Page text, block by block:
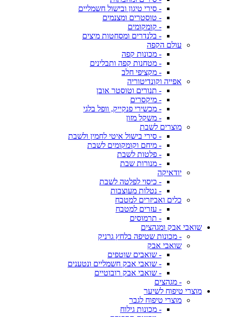
- סירי טיגון ובישול חשמליים
- טוסטרים ומצנמים
- קומקומים
- בלנדרים ומסחטות מיצים
עולם הקפה
- מכונות קפה
- מטחנות קפה ותבלינים
- מקציפי חלב
אפייה וקונדיטוריה
- תנורים וטוסטר אובן
- מיקסרים
- מכשירי פנקייק, וופל בלגי
- משקל מזון
מוצרים לשבת
- סירי בישול איטי לחמין ולשבת
- מיחם וקומקומים לשבת
- פלטות לשבת
- מנורות שבת
יודאיקה
- כיסוי לפלטה לשבת
- נטלות מעוצבות
כלים ואביזרים למטבח
- עזרים למטבח
- תרמוסים
שואבי אבק ומגהצים
- מכונות שטיפה בלחץ גרניק
שואבי אבק
- שואבים שוטפים
- שואבי אבק חשמליים ונטענים
- שואבי אבק רובוטיים
- מגהצים
מוצרי טיפוח לשיער
מוצרי טיפוח לגבר
- מכונות גילוח